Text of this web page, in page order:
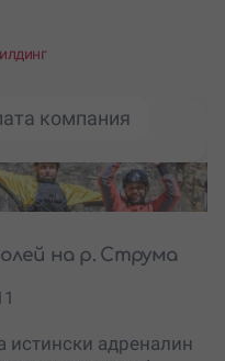
компания
на р. Струма
истински адреналин